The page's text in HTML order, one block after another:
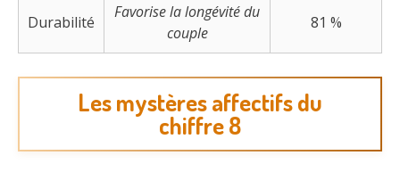
Durabilité
Favorise la longévité du
couple
81 %
Les mystères affectifs du
chiffre 8